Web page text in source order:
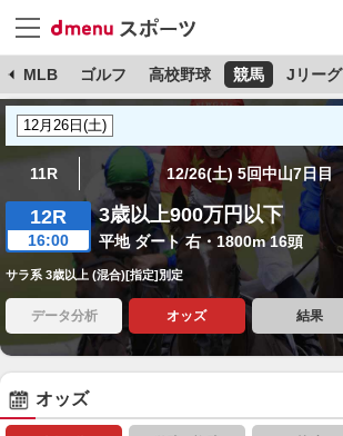
MLB ゴルフ 高校野球 競馬 Jリーグ
11R 12/26(土) 5回中山7日目
12R
16:00
3歳以上900万円以下
平地 ダート 右・1800m 16頭
サラ系 3歳以上 (混合)[指定]別定
データ分析 オッズ 結果
オッズ